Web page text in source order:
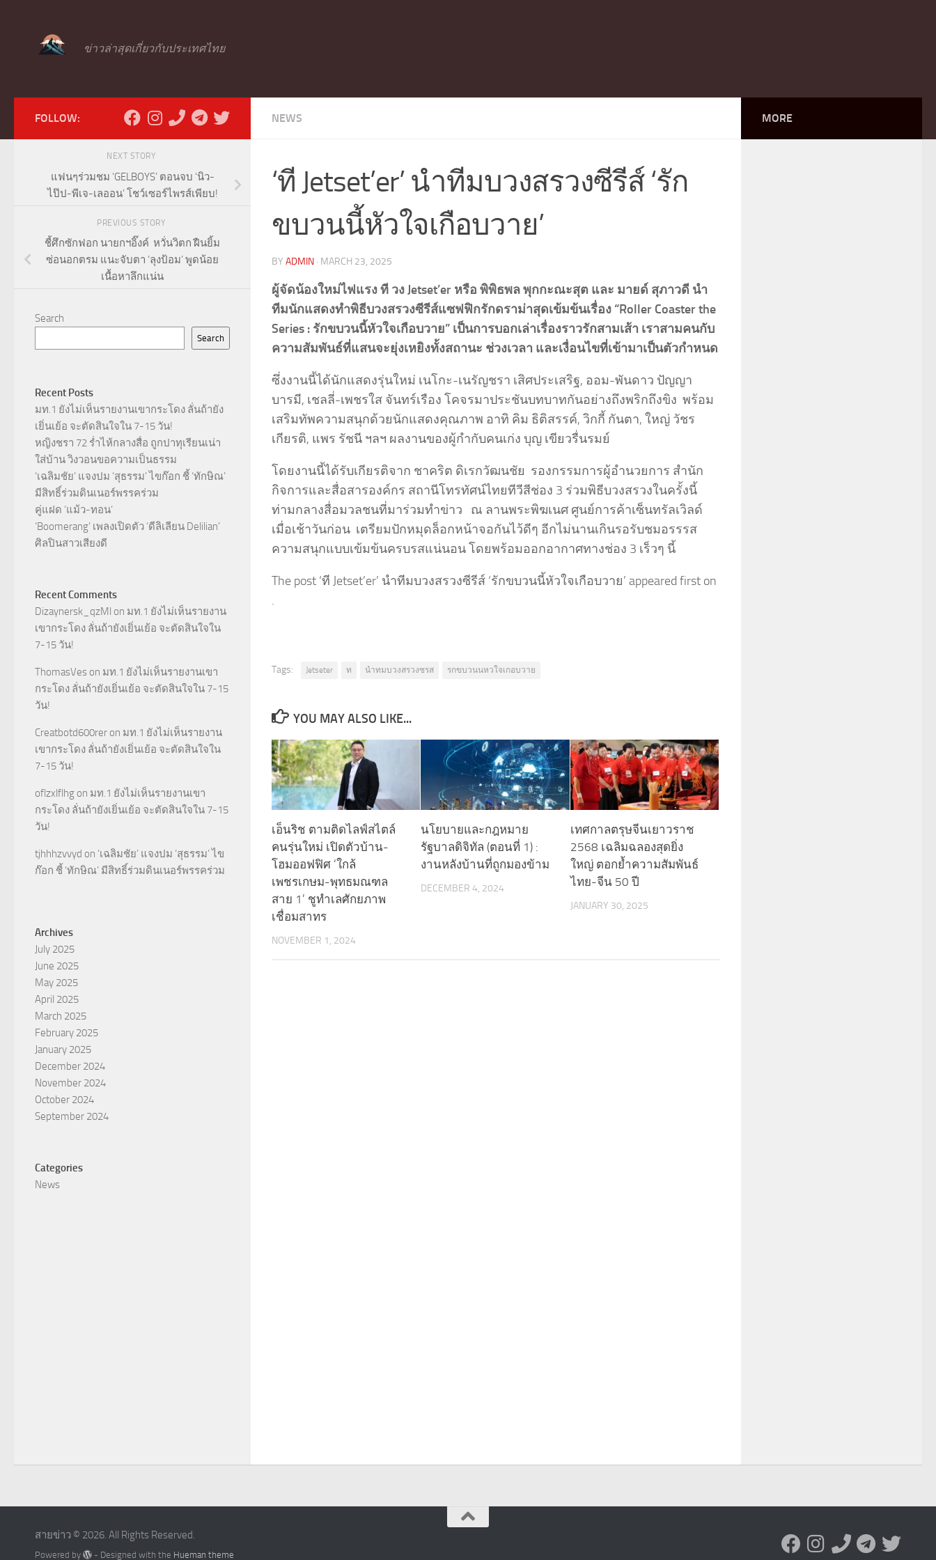
ข่าวล่าสุดเกี่ยวกับประเทศไทย
NEWS
‘ที Jetset’er’ นำทีมบวงสรวงซีรีส์ ‘รัก
ขบวนนี้หัวใจเกือบวาย’
BY ADMIN · MARCH 23, 2025
ผู้จัดน้องใหม่ไฟแรง ที วง Jetset’er หรือ พิพิธพล พุกกะณะสุต และ มายด์ สุภาวดี นำ
ทีมนักแสดงทำพิธีบวงสรวงซีรีส์แซฟฟิกรักดราม่าสุดเข้มข้นเรื่อง “Roller Coaster the
Series : รักขบวนนี้หัวใจเกือบวาย” เป็นการบอกเล่าเรื่องราวรักสามเส้า เราสามคนกับ
ความสัมพันธ์ที่แสนจะยุ่งเหยิงทั้งสถานะ ช่วงเวลา และเงื่อนไขที่เข้ามาเป็นตัวกำหนด
ซึ่งงานนี้ได้นักแสดงรุ่นใหม่ เนโกะ-เนรัญชรา เสิศประเสริฐ, ออม-พันดาว ปัญญา
บารมี, เชลลี่-เพชรใส จันทร์เรือง โคจรมาประชันบทบาทกันอย่างถึงพริกถึงขิง พร้อม
เสริมทัพความสนุกด้วยนักแสดงคุณภาพ อาทิ คิม ธิติสรรค์, วิกกี้ กันตา, ใหญ่ วัชร
เกียรติ, แพร รัชนี ฯลฯ ผลงานของผู้กำกับคนเก่ง บุญ เขียวรื่นรมย์
โดยงานนี้ได้รับเกียรติจาก ชาคริต ดิเรกวัฒนชัย รองกรรมการผู้อำนวยการ สำนัก
กิจการและสื่อสารองค์กร สถานีโทรทัศน์ไทยทีวีสีช่อง 3 ร่วมพิธีบวงสรวงในครั้งนี้
ท่ามกลางสื่อมวลชนที่มาร่วมทำข่าว ณ ลานพระพิฆเนศ ศูนย์การค้าเซ็นทรัลเวิลด์
เมื่อเช้าวันก่อน เตรียมปักหมุดล็อกหน้าจอกันไว้ดีๆ อีกไม่นานเกินรอรับชมอรรรส
ความสนุกแบบเข้มข้นครบรสแน่นอน โดยพร้อมออกอากาศทางช่อง 3 เร็วๆ นี้
The post ‘ที Jetset’er’ นำทีมบวงสรวงซีรีส์ ‘รักขบวนนี้หัวใจเกือบวาย’ appeared first on
.
Tags: Jetseter ท นำทมบวงสรวงซรส รกขบวนนหวใจเกอบวาย
YOU MAY ALSO LIKE...
เอ็นริช ตามติดไลฟ์สไตล์
คนรุ่นใหม่ เปิดตัวบ้าน-
โฮมออฟฟิศ ‘ใกล้
เพชรเกษม-พุทธมณฑล
สาย 1’ ชูทำเลศักยภาพ
เชื่อมสาทร
NOVEMBER 1, 2024
นโยบายและกฎหมาย
รัฐบาลดิจิทัล (ตอนที่ 1) :
งานหลังบ้านที่ถูกมองข้าม
DECEMBER 4, 2024
เทศกาลตรุษจีนเยาวราช
2568 เฉลิมฉลองสุดยิ่ง
ใหญ่ ตอกย้ำความสัมพันธ์
ไทย-จีน 50 ปี
JANUARY 30, 2025
FOLLOW:
NEXT STORY
แฟนๆร่วมชม ‘GELBOYS’ ตอนจบ ‘นิว-
ไป๊ป-พีเจ-เลออน’ โชว์เซอร์ไพรส์เพียบ!
PREVIOUS STORY
ชี้ศึกซักฟอก นายกฯอิ๊งค์ หวั่นวิตก ฝืนยิ้ม
ซ่อนอกตรม แนะจับตา ‘ลุงป้อม’ พูดน้อย
เนื้อหาลึกแน่น
Search
Search
Recent Posts
มท.1 ยังไม่เห็นรายงานเขากระโดง ลั่นถ้ายัง
เยิ่นเย้อ จะตัดสินใจใน 7-15 วัน!
หญิงชรา 72 ร่ำไห้กลางสื่อ ถูกปาทุเรียนเน่า
ใส่บ้าน วิงวอนขอความเป็นธรรม
‘เฉลิมชัย’ แจงปม ‘สุธรรม’ ไขก๊อก ชี้ ‘ทักษิณ’
มีสิทธิ์ร่วมดินเนอร์พรรคร่วม
คู่แฝด ‘แม้ว-ทอน’
‘Boomerang’ เพลงเปิดตัว ‘ดีลิเลียน Delilian’
ศิลปินสาวเสียงดี
Recent Comments
Dizaynersk_qzMl on มท.1 ยังไม่เห็นรายงาน
เขากระโดง ลั่นถ้ายังเยิ่นเย้อ จะตัดสินใจใน
7-15 วัน!
ThomasVes on มท.1 ยังไม่เห็นรายงานเขา
กระโดง ลั่นถ้ายังเยิ่นเย้อ จะตัดสินใจใน 7-15
วัน!
Creatbotd600rer on มท.1 ยังไม่เห็นรายงาน
เขากระโดง ลั่นถ้ายังเยิ่นเย้อ จะตัดสินใจใน
7-15 วัน!
oflzxlflhg on มท.1 ยังไม่เห็นรายงานเขา
กระโดง ลั่นถ้ายังเยิ่นเย้อ จะตัดสินใจใน 7-15
วัน!
tjhhhzvvyd on ‘เฉลิมชัย’ แจงปม ‘สุธรรม’ ไข
ก๊อก ชี้ ‘ทักษิณ’ มีสิทธิ์ร่วมดินเนอร์พรรคร่วม
Archives
July 2025
June 2025
May 2025
April 2025
March 2025
February 2025
January 2025
December 2024
November 2024
October 2024
September 2024
Categories
News
MORE
สายข่าว © 2026. All Rights Reserved.
Powered by - Designed with the Hueman theme